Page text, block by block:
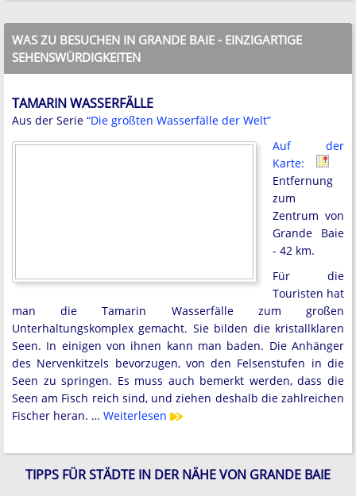
WAS ZU BESUCHEN IN GRANDE BAIE - EINZIGARTIGE
SEHENSWÜRDIGKEITEN
TAMARIN WASSERFÄLLE
Aus der Serie “Die größten Wasserfälle der Welt”
Auf der
Karte:
Entfernung
zum
Zentrum von
Grande Baie
- 42 km.
Für die
Touristen hat
man die Tamarin Wasserfälle zum großen
Unterhaltungskomplex gemacht. Sie bilden die kristallklaren
Seen. In einigen von ihnen kann man baden. Die Anhänger
des Nervenkitzels bevorzugen, von den Felsenstufen in die
Seen zu springen. Es muss auch bemerkt werden, dass die
Seen am Fisch reich sind, und ziehen deshalb die zahlreichen
Fischer heran. … Weiterlesen
TIPPS FÜR STÄDTE IN DER NÄHE VON GRANDE BAIE